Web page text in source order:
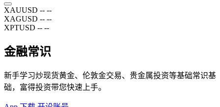
XAUUSD -- --
XAGUSD -- --
XPTUSD -- --
金融常识
新手学习炒现货黄金、伦敦金交易、贵金属投资等基础常识基
础，富得投资带您快速上手。